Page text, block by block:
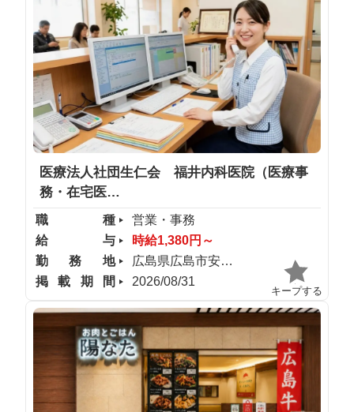
医療法人社団生仁会 福井内科医院（医療事
務・在宅医…
職種
営業・事務
給与
時給1,380円～
勤務地
広島県広島市安佐南区
掲載期間
2026/08/31
キープする